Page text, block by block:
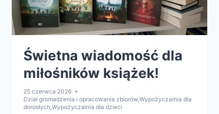
Świetna wiadomość dla
miłośników książek!
25 czerwca 2026
Dział gromadzenia i opracowania zbiorów,Wypożyczalnia dla
dorosłych,Wypożyczalnia dla dzieci